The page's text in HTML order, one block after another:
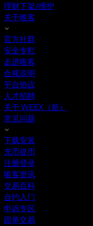
理财下架/维护
关于唯客
官方社群
安全专栏
走进唯客
合规说明
平台协议
人才招聘
关于 WEEX（新）
常见问题
下载安装
充币提币
注册登录
唯客资讯
交易百科
合约入门
申诉专区
跟单交易